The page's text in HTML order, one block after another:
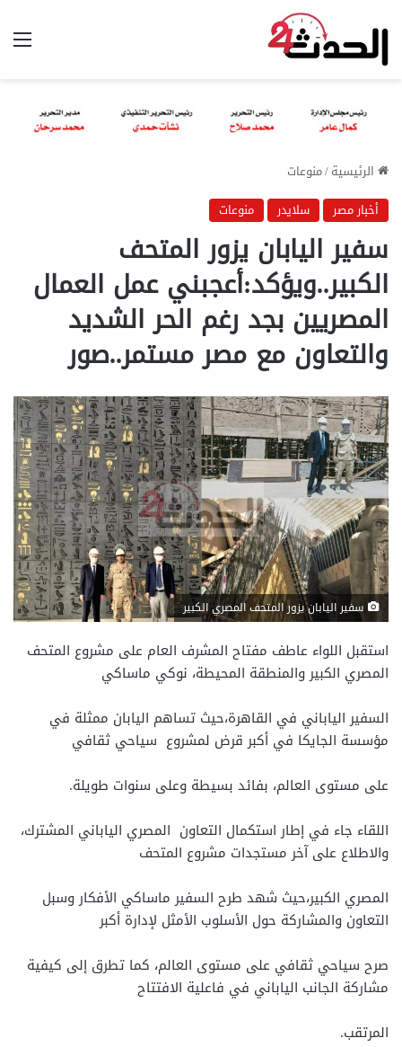
الرئيسية/منوعات
أخبار مصر
سلايدر منوعات
سفير اليابان يزور المتحف
الكبير..ويؤكد:أعجبني عمل العمال
المصريين بجد رغم الحر الشديد
والتعاون مع مصر مستمر..صور
سفير اليابان يزور المتحف المصري الكبير
استقبل اللواء عاطف مفتاح المشرف العام على مشروع المتحف
المصري الكبير والمنطقة المحيطة، نوكي ماساكي
السفير الياباني في القاهرة،حيث تساهم اليابان ممثلة في
مؤسسة الجايكا في أكبر قرض لمشروع سياحي ثقافي
على مستوى العالم، بفائد بسيطة وعلى سنوات طويلة.
اللقاء جاء في إطار استكمال التعاون المصري الياباني المشترك،
والاطلاع على آخر مستجدات مشروع المتحف
المصري الكبير،حيث شهد طرح السفير ماساكي الأفكار وسبل
التعاون والمشاركة حول الأسلوب الأمثل لإدارة أكبر
صرح سياحي ثقافي على مستوى العالم، كما تطرق إلى كيفية
مشاركة الجانب الياباني في فاعلية الافتتاح
المرتقب.